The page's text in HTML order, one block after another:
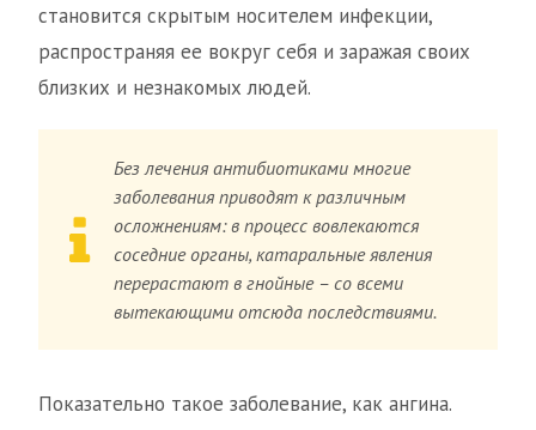
становится скрытым носителем инфекции,
распространяя ее вокруг себя и заражая своих
близких и незнакомых людей.
Без лечения антибиотиками многие
заболевания приводят к различным
осложнениям: в процесс вовлекаются
соседние органы, катаральные явления
перерастают в гнойные – со всеми
вытекающими отсюда последствиями.
Показательно такое заболевание, как ангина.